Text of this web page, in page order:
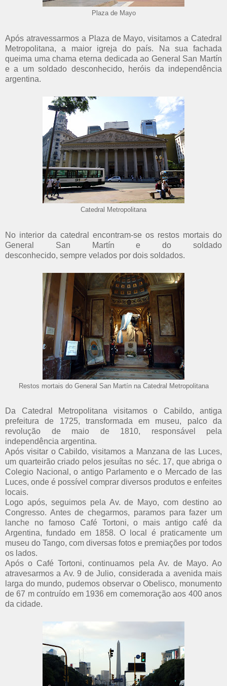
Plaza de Mayo
Após atravessarmos a Plaza de Mayo, visitamos a Catedral
Metropolitana, a maior igreja do país. Na sua fachada
queima uma chama eterna dedicada ao General San Martín
e a um soldado desconhecido, heróis da independência
argentina.
Catedral Metropolitana
No interior da catedral encontram-se os restos mortais do
General San Martín e do soldado
desconhecido, sempre velados por dois soldados.
Restos mortais do General San Martín na Catedral Metropolitana
Da Catedral Metropolitana visitamos o Cabildo, antiga
prefeitura de 1725, transformada em museu, palco da
revolução de maio de 1810, responsável pela
independência argentina.
Após visitar o Cabildo, visitamos a Manzana de las Luces,
um quarteirão criado pelos jesuítas no séc. 17, que abriga o
Colegio Nacional, o antigo Parlamento e o Mercado de las
Luces, onde é possível comprar diversos produtos e enfeites
locais.
Logo após, seguimos pela Av. de Mayo, com destino ao
Congresso. Antes de chegarmos, paramos para fazer um
lanche no famoso Café Tortoni, o mais antigo café da
Argentina, fundado em 1858. O local é praticamente um
museu do Tango, com diversas fotos e premiações por todos
os lados.
Após o Café Tortoni, continuamos pela Av. de Mayo. Ao
atravesarmos a Av. 9 de Julio, considerada a avenida mais
larga do mundo, pudemos observar o Obelisco, monumento
de 67 m contruído em 1936 em comemoração aos 400 anos
da cidade.